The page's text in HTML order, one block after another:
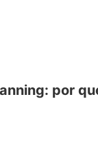
por